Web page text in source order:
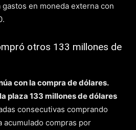
en moneda externa con
otros 133 millones de
con la compra de dólares.
plaza 133 millones de dólares
consecutivas comprando
acumulado compras por